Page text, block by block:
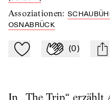
Assoziationen:
OSNABRÜCK
Zu Mein-TdZ hinzufügen
Applaudieren
(0) mail
In „The Trip“ erzählt